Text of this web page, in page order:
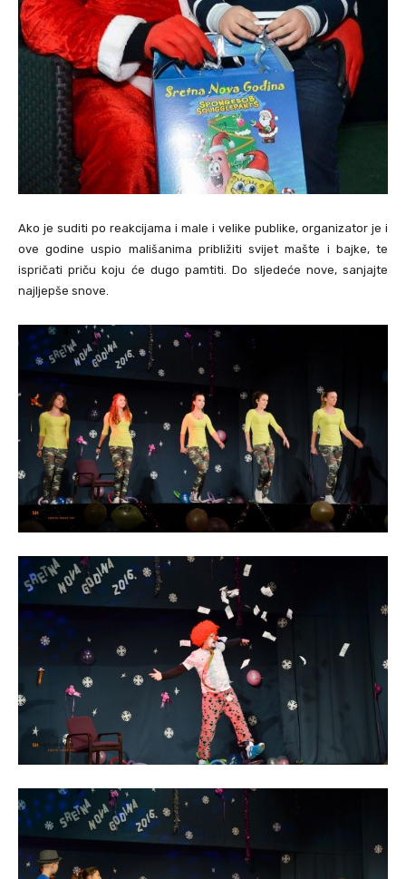
Ako je suditi po reakcijama i male i velike publike, organizator je i
ove godine uspio mališanima približiti svijet mašte i bajke, te
ispričati priču koju će dugo pamtiti. Do sljedeće nove, sanjajte
najljepše snove.